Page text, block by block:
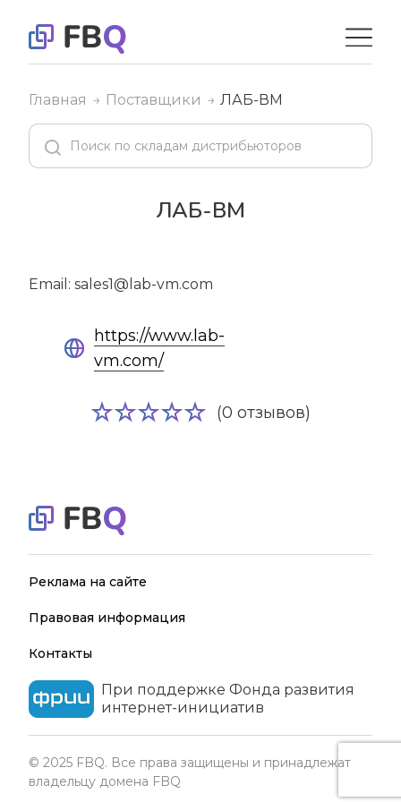
Главная Поставщики ЛАБ-ВМ
ЛАБ-ВМ
Email: sales1@lab-vm.com
https://www.lab-
vm.com/
(0 отзывов)
При поддержке Фонда развития
интернет-инициатив
Реклама на сайте
Правовая информация
Контакты
© 2025 FBQ. Все права защищены и принадлежат
владельцу домена FBQ